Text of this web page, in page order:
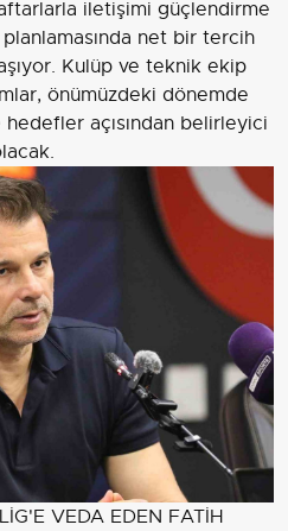
iletişimi güçlendirme
net bir tercih
Kulüp ve teknik ekip
önümüzdeki dönemde
açısından belirleyici
VEDA EDEN FATİH